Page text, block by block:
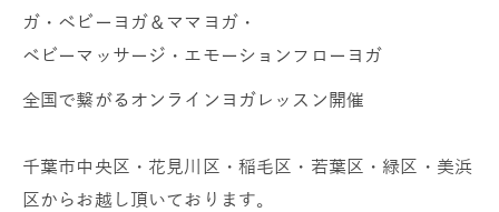
ガ・ベビーヨガ＆ママヨガ・
ベビーマッサージ・エモーションフローヨガ
全国で繋がるオンラインヨガレッスン開催
千葉市中央区・花見川区・稲毛区・若葉区・緑区・美浜
区からお越し頂いております。